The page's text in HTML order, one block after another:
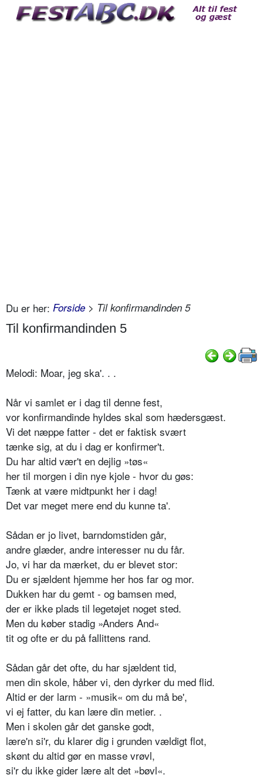
Du er her: Forside > Til konfirmandinden 5
Til konfirmandinden 5
Melodi: Moar, jeg ska'. . .
Når vi samlet er i dag til denne fest,
vor konfirmandinde hyldes skal som hædersgæst.
Vi det næppe fatter - det er faktisk svært
tænke sig, at du i dag er konfirmer't.
Du har altid vær't en dejlig »tøs«
her til morgen i din nye kjole - hvor du gøs:
Tænk at være midtpunkt her i dag!
Det var meget mere end du kunne ta'.
Sådan er jo livet, barndomstiden går,
andre glæder, andre interesser nu du får.
Jo, vi har da mærket, du er blevet stor:
Du er sjældent hjemme her hos far og mor.
Dukken har du gemt - og bamsen med,
der er ikke plads til legetøjet noget sted.
Men du køber stadig »Anders And«
tit og ofte er du på fallittens rand.
Sådan går det ofte, du har sjældent tid,
men din skole, håber vi, den dyrker du med flid.
Altid er der larm - »musik« om du må be',
vi ej fatter, du kan lære din metier. .
Men i skolen går det ganske godt,
lære'n si'r, du klarer dig i grunden vældigt flot,
skønt du altid gør en masse vrøvl,
si'r du ikke gider lære alt det »bøvl«.